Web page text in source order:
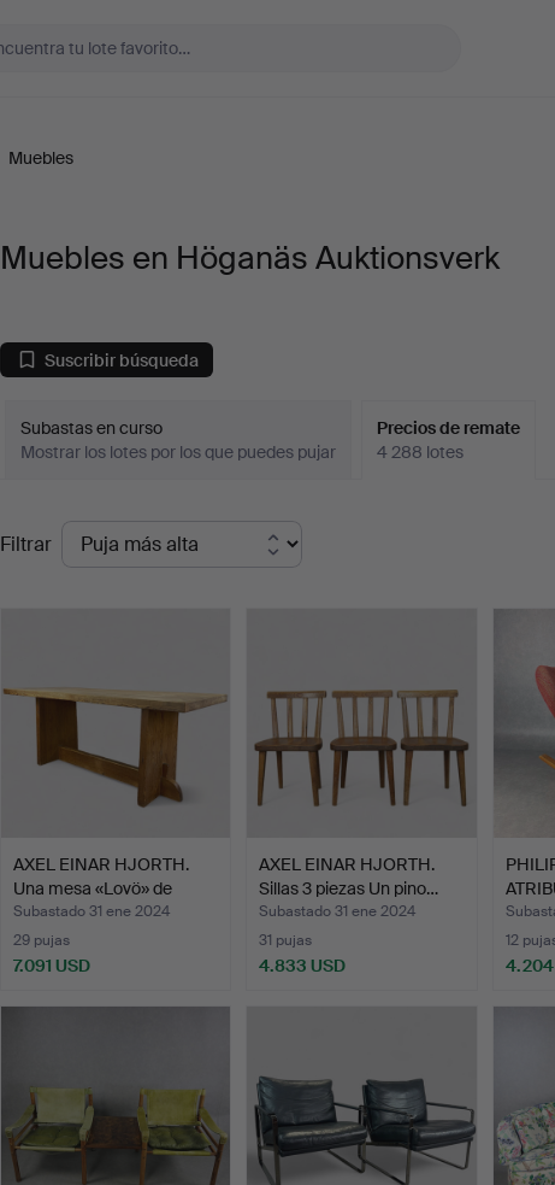
Muebles
Muebles en Höganäs Auktionsverk
Suscribir búsqueda
Subastas en curso
Mostrar los lotes por los que puedes pujar
Precios de remate
4 288 lotes
Precios
de
Filtrar
AXEL EINAR HJORTH.
Una mesa «Lovö» de
pino…
Subastado 31 ene 2024
29 pujas
7.091 USD
AXEL EINAR HJORTH.
Sillas 3 piezas Un pino…
Subastado 31 ene 2024
31 pujas
4.833 USD
12
4.204